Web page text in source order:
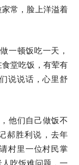
常，脸上洋溢着
一顿饭吃一天，
堂吃饭，有荤有
说说话，心里舒
他们自己做饭不
郝胜利说，去年
村里一位村民掌
吃饭难问题，一